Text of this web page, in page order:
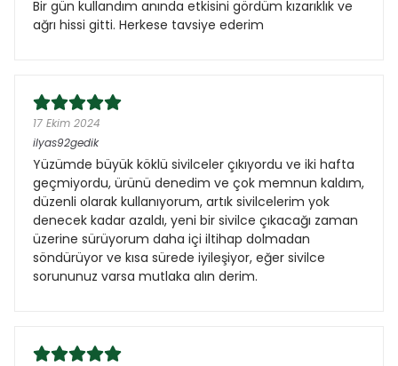
Bir gün kullandım anında etkisini gördüm kızarıklık ve
ağrı hissi gitti. Herkese tavsiye ederim
17 Ekim 2024
ilyas92gedik
Yüzümde büyük köklü sivilceler çıkıyordu ve iki hafta
geçmiyordu, ürünü denedim ve çok memnun kaldım,
düzenli olarak kullanıyorum, artık sivilcelerim yok
denecek kadar azaldı, yeni bir sivilce çıkacağı zaman
üzerine sürüyorum daha içi iltihap dolmadan
söndürüyor ve kısa sürede iyileşiyor, eğer sivilce
sorununuz varsa mutlaka alın derim.